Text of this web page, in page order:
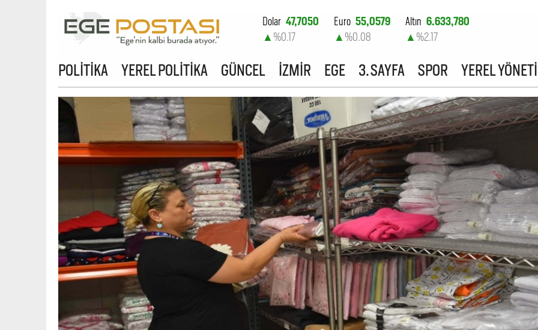
Dolar 47,7050
▲ %0.17
Euro 55,0579
▲ %0.08
Altın 6.633,780
▲ %2.17
%0.02
POLİTİKA YEREL POLİTİKA GÜNCEL İZMİR EGE 3. SAYFA SPOR YEREL